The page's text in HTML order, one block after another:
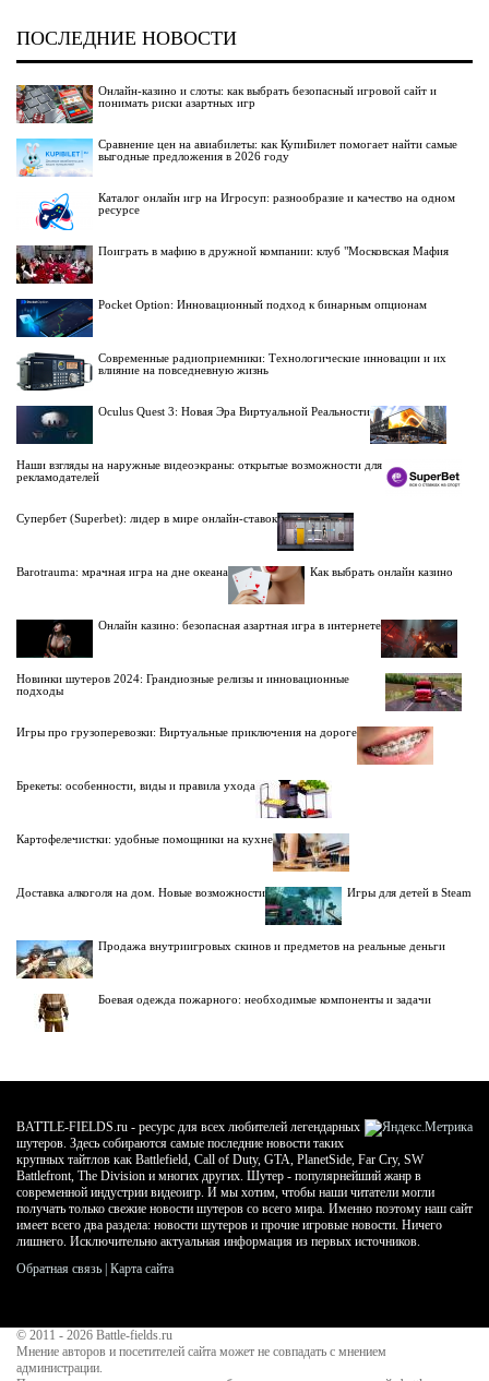
ПОСЛЕДНИЕ НОВОСТИ
Онлайн-казино и слоты: как выбрать безопасный игровой сайт и
понимать риски азартных игр
Сравнение цен на авиабилеты: как КупиБилет помогает найти самые
выгодные предложения в 2026 году
Каталог онлайн игр на Игросуп: разнообразие и качество на одном
ресурсе
Поиграть в мафию в дружной компании: клуб "Московская Мафия
Pocket Option: Инновационный подход к бинарным опционам
Современные радиоприемники: Технологические инновации и их
влияние на повседневную жизнь
Oculus Quest 3: Новая Эра Виртуальной Реальности
Наши взгляды на наружные видеоэкраны: открытые возможности для
рекламодателей
Супербет (Superbet): лидер в мире онлайн-ставок
Barotrauma: мрачная игра на дне океана Как выбрать онлайн казино
Онлайн казино: безопасная азартная игра в интернете
Новинки шутеров 2024: Грандиозные релизы и инновационные
подходы
Игры про грузоперевозки: Виртуальные приключения на дороге
Брекеты: особенности, виды и правила ухода
Картофелечистки: удобные помощники на кухне
Доставка алкоголя на дом. Новые возможности Игры для детей в Steam
Продажа внутриигровых скинов и предметов на реальные деньги
Боевая одежда пожарного: необходимые компоненты и задачи
BATTLE-FIELDS.ru - ресурс для всех любителей легендарных
шутеров. Здесь собираются самые последние новости таких
крупных тайтлов как Battlefield, Call of Duty, GTA, PlanetSide, Far Cry, SW
Battlefront, The Division и многих других. Шутер - популярнейший жанр в
современной индустрии видеоигр. И мы хотим, чтобы наши читатели могли
получать только свежие новости шутеров со всего мира. Именно поэтому наш сайт
имеет всего два раздела: новости шутеров и прочие игровые новости. Ничего
лишнего. Исключительно актуальная информация из первых источников.
Обратная связь Карта сайта
© 2011 - 2026 Battle-fields.ru
Мнение авторов и посетителей сайта может не совпадать с мнением
администрации.